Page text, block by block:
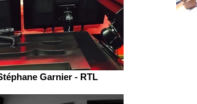
Garnier - RTL